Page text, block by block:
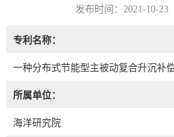
发布时间：2021-10-
专利名称：
一种分布式节能型主被动复合升沉补
所属单位：
海洋研究院